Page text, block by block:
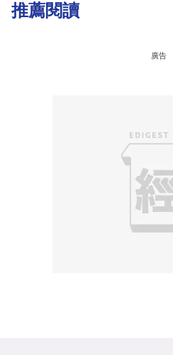
推薦閱讀
廣告